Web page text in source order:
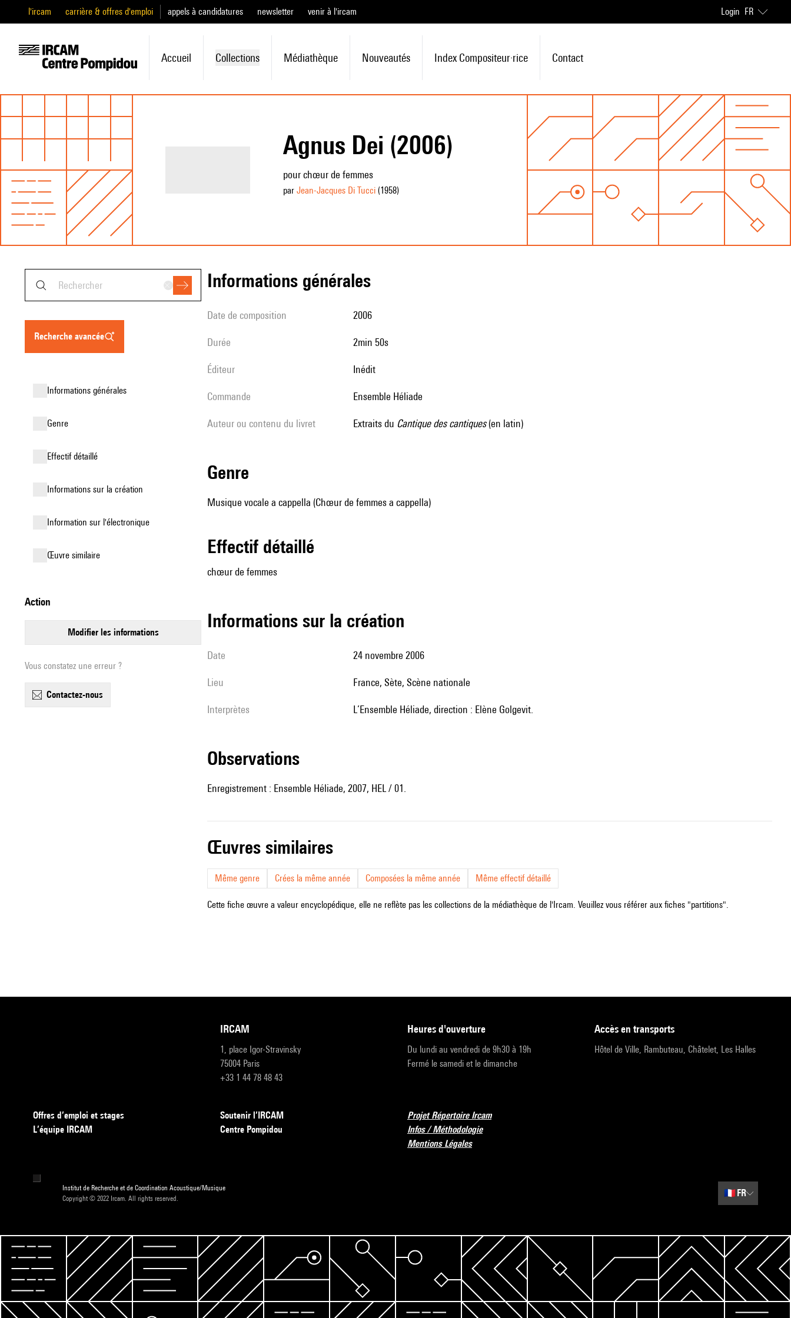
l'ircam carrière & offres d'emploi appels à candidatures newsletter venir à l'ircam Login FR
Accueil Collections Médiathèque Nouveautés Index Compositeur·rice Contact
Agnus Dei (2006)
pour chœur de femmes
par Jean-Jacques Di Tucci(1958)
recherche avancée
informations générales
genre
effectif détaillé
informations sur la création
Information sur l'électronique
œuvre similaire
action
modifier les informations
Vous constatez une erreur ?
contactez-nous
informations générales
date de composition 2006
durée 2min 50s
éditeur Inédit
Commande ensemble Héliade
Auteur ou contenu du livret extraits du Cantique des cantiques(en latin)
genre
Musique vocale a cappella (Chœur de femmes a cappella)
effectif détaillé
chœur de femmes
informations sur la création
date 24 novembre 2006
lieu France, Sète, Scène nationale
interprètes l’Ensemble Héliade, direction : Elène Golgevit.
observations
Enregistrement : Ensemble Héliade, 2007, HEL / 01.
œuvres similaires
Même genre Crées la même année Composées la même année Même effectif détaillé
Cette fiche œuvre a valeur encyclopédique, elle ne reflète pas les collections de la médiathèque de l'Ircam. Veuillez vous référer aux fiches "partitions".
IRCAM
1, place Igor-Stravinsky
75004 Paris
+33 1 44 78 48 43
heures d'ouverture
Du lundi au vendredi de 9h30 à 19h
Fermé le samedi et le dimanche
accès en transports
Hôtel de Ville, Rambuteau, Châtelet, Les Halles
Offres d’emploi et stages
L’équipe IRCAM
Soutenir l’IRCAM
Centre Pompidou
Projet Répertoire Ircam
Infos / Méthodologie
Mentions Légales
Institut de Recherche et de Coordination Acoustique/Musique
Copyright © 2022 Ircam. All rights reserved.
🇫🇷 FR